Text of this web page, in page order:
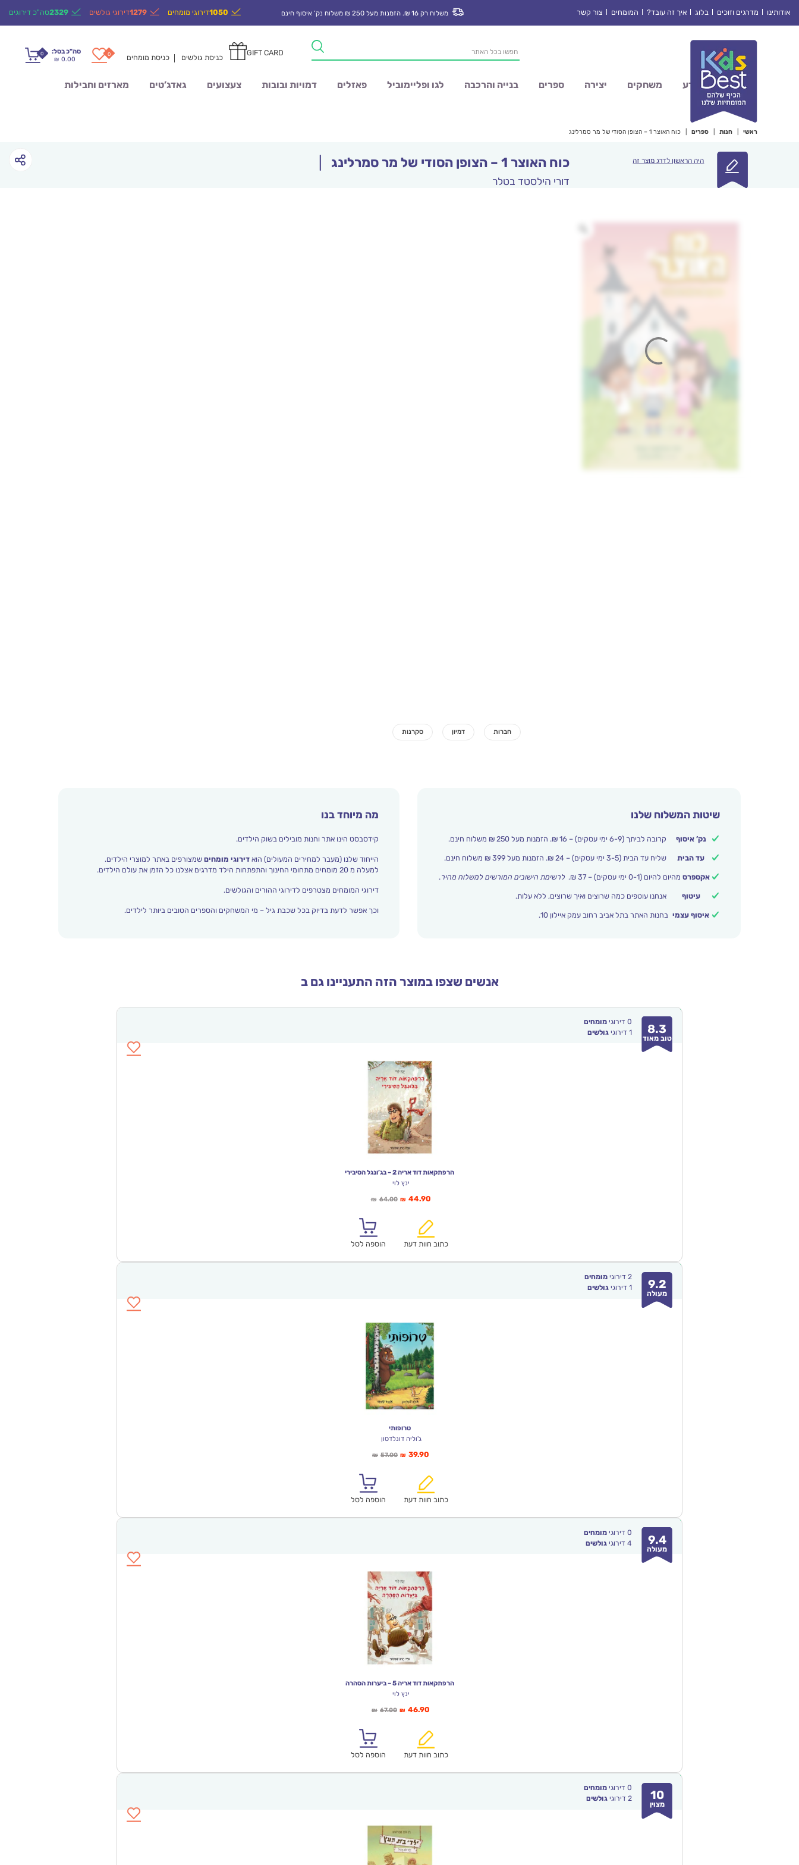
אודותינו מדרגים וזוכים בלוג איך זה עובד? המומחים צור קשר משלוח רק 16 ₪. הזמנות מעל 250 ₪ משלוח נק’ איסוף חינם 1050דירוגי מומחים 1279דירוגי גולשים 2329סה"כ דירוגים
Products
search
GIFT CARD כניסת גולשים כניסת מומחים 0
0 סה"כ בסל:
₪ 0.00
מדע משחקים יצירה ספרים בנייה והרכבה לגו ופליימוביל פאזלים דמויות ובובות צעצועים גאדג’טים מארזים וחבילות
ראשי חנות ספרים כוח האוצר 1 – הצופן הסודי של מר סמרלינג
היה הראשון לדרג מוצר זה כוח האוצר 1 – הצופן הסודי של מר סמרלינג
דורי הילסטד בטלר
שיטות המשלוח שלנו
נק’ איסוף קרובה לביתך (6-9 ימי עסקים) – 16 ₪. הזמנות מעל 250 ₪ משלוח חינם.
עד הבית שליח עד הבית (3-5 ימי עסקים) – 24 ₪. הזמנות מעל 399 ₪ משלוח חינם.
אקספרס מהיום להיום (0-1 ימי עסקים) – 37 ₪. לרשימת הישובים המורשים למשלוח מהיר.
עיטוף אנחנו עוטפים כמה שרוצים ואיך שרוצים, ללא עלות.
איסוף עצמי בחנות האתר בתל אביב רחוב עמק איילון 10.
מה מיוחד בנו
קידסבסט הינו אתר וחנות מובילים בשוק הילדים.
הייחוד שלנו (מעבר למחירים המעולים) הוא דירוגי מומחיםשמצורפים באתר למוצרי הילדים.
למעלה מ 20 מומחים מתחומי החינוך והתפתחות הילד מדרגים אצלנו כל הזמן את עולם הילדים.
דירוגי המומחים מצטרפים לדירוגי ההורים והגולשים.
וכך אפשר לדעת בדיוק בכל שכבת גיל – מי המשחקים והספרים הטובים ביותר לילדים.
אנשים שצפו במוצר הזה התעניינו גם ב
8.3
טוב מאוד
0 דירוגימומחים
1 דירוגיגולשים
הרפתקאות דוד אריה 2 – בג’ונגל הסיבירי
ינץ לוי
₪ 64.00המחיר
₪64.00.
₪ 44.90המחיר
הוא:
כתוב חוות דעת
הוספה לסל
9.2
מעולה
2 דירוגימומחים
1 דירוגיגולשים
טרופותי
ג'וליה דונלדסון
₪ 57.00המחיר
₪57.00.
₪ 39.90
הוא:
כתוב חוות דעת
הוספה לסל
9.4
מעולה
0 דירוגימומחים
4 דירוגיגולשים
הרפתקאות דוד אריה 5 – ביערות הסהרה
ינץ לוי
₪ 67.00המחיר
₪67.00.
₪ 46.90
הוא:
כתוב חוות דעת
הוספה לסל
10
מצוין
0 דירוגימומחים
2 דירוגיגולשים